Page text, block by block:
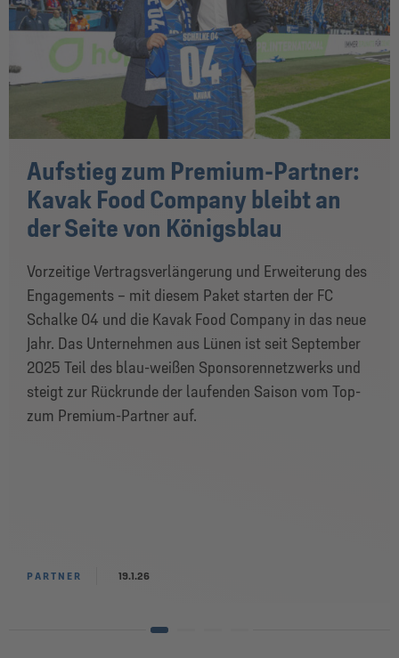
Aufstieg zum Premium-Partner:
Kavak Food Company bleibt an
der Seite von Königsblau
Vorzeitige Vertragsverlängerung und Erweiterung des
Engagements – mit diesem Paket starten der FC
Schalke 04 und die Kavak Food Company in das neue
Jahr. Das Unternehmen aus Lünen ist seit September
2025 Teil des blau-weißen Sponsorennetzwerks und
steigt zur Rückrunde der laufenden Saison vom Top-
zum Premium-Partner auf.
PARTNER 19.1.26